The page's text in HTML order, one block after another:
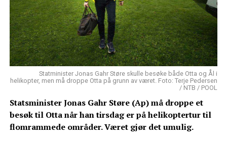
Statminister Jonas Gahr Støre skulle besøke både Otta og Ål i
helikopter, men må droppe Otta på grunn av været. Foto: Terje Pedersen
/ NTB / POOL
Statsminister Jonas Gahr Støre (Ap) må droppe et
besøk til Otta når han tirsdag er på helikoptertur til
flomrammede områder. Været gjør det umulig.